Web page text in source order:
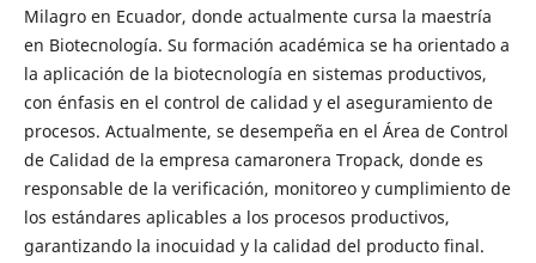
Milagro en Ecuador, donde actualmente cursa la maestría
en Biotecnología. Su formación académica se ha orientado a
la aplicación de la biotecnología en sistemas productivos,
con énfasis en el control de calidad y el aseguramiento de
procesos. Actualmente, se desempeña en el Área de Control
de Calidad de la empresa camaronera Tropack, donde es
responsable de la verificación, monitoreo y cumplimiento de
los estándares aplicables a los procesos productivos,
garantizando la inocuidad y la calidad del producto final.